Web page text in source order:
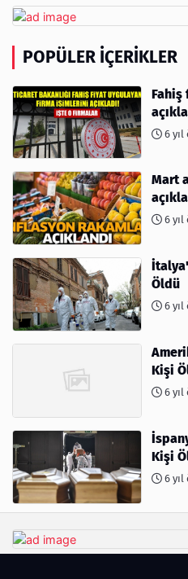
POPÜLER İÇERIKLER
Fahiş
6 yıl
Mart
6 yıl
Öldü
6 yıl
Kişi
6 yıl
Kişi
6 yıl